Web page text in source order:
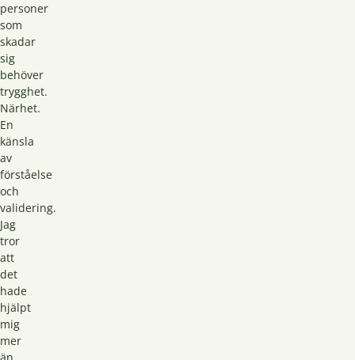
personer
som
skadar
sig
behöver
trygghet.
Närhet.
En
känsla
av
förståelse
och
validering.
Jag
tror
att
det
hade
hjälpt
mig
mer